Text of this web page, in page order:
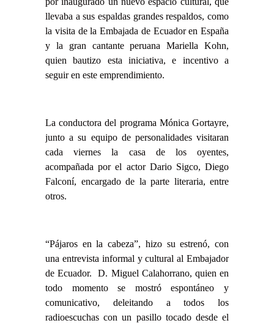
llevaba a sus espaldas grandes respaldos, como
la visita de la Embajada de Ecuador en España
y la gran cantante peruana Mariella Kohn,
quien bautizo esta iniciativa, e incentivo a
seguir en este emprendimiento.
La conductora del programa Mónica Gortayre,
junto a su equipo de personalidades visitaran
cada viernes la casa de los oyentes,
acompañada por el actor Dario Sigco, Diego
Falconí, encargado de la parte literaria, entre
otros.
“Pájaros en la cabeza”, hizo su estrenó, con
una entrevista informal y cultural al Embajador
de Ecuador. D. Miguel Calahorrano, quien en
todo momento se mostró espontáneo y
comunicativo, deleitando a todos los
radioescuchas con un pasillo tocado desde el